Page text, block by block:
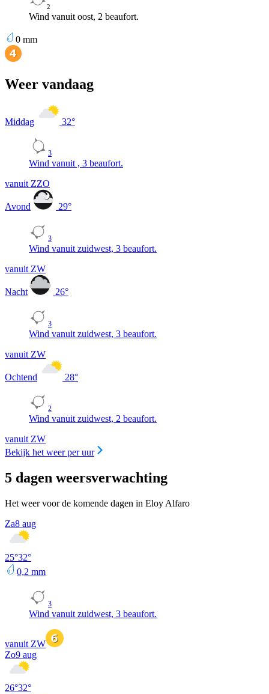
2
Wind vanuit oost, 2 beaufort.
0 mm
Weer vandaag
Middag 32°
3
Wind vanuit , 3 beaufort.
vanuit ZZO
Avond 29°
3
Wind vanuit zuidwest, 3 beaufort.
vanuit ZW
Nacht 26°
3
Wind vanuit zuidwest, 3 beaufort.
vanuit ZW
Ochtend 28°
2
Wind vanuit zuidwest, 2 beaufort.
vanuit ZW
Bekijk het weer per uur
5 dagen weersverwachting
Het weer voor de komende dagen in Eloy Alfaro
Za8 aug
25°32°
0,2 mm
3
Wind vanuit zuidwest, 3 beaufort.
vanuit ZW
Zo9 aug
26°32°